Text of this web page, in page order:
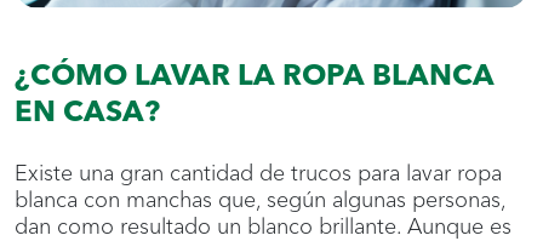
¿CÓMO LAVAR LA ROPA BLANCA
EN CASA?
Existe una gran cantidad de trucos para lavar ropa
blanca con manchas que, según algunas personas,
dan como resultado un blanco brillante. Aunque es